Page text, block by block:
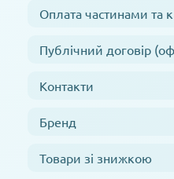
Оплата частинами та
Публічний договір
Контакти
Бренд
Товари зі знижкою